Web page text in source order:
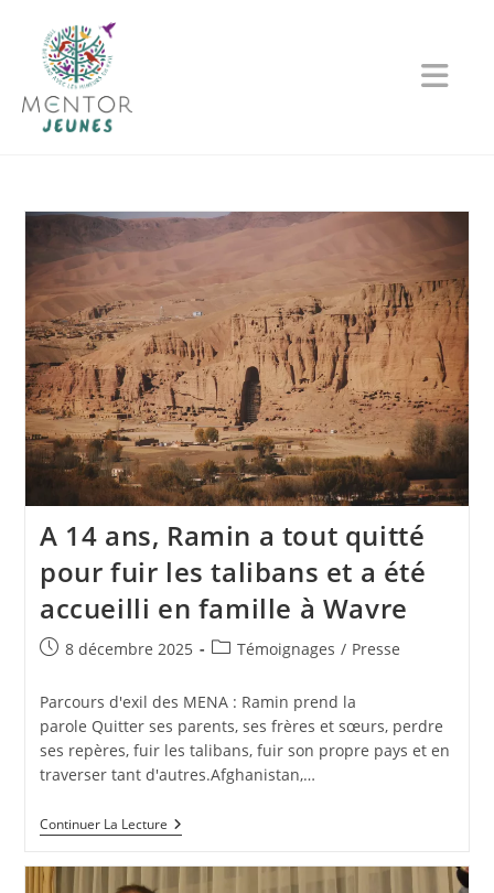
A 14 ans, Ramin a tout quitté
pour fuir les talibans et a été
accueilli en famille à Wavre
8 décembre 2025 Témoignages / Presse
Parcours d'exil des MENA : Ramin prend la
parole Quitter ses parents, ses frères et sœurs, perdre
ses repères, fuir les talibans, fuir son propre pays et en
traverser tant d'autres.Afghanistan,…
Continuer La Lecture